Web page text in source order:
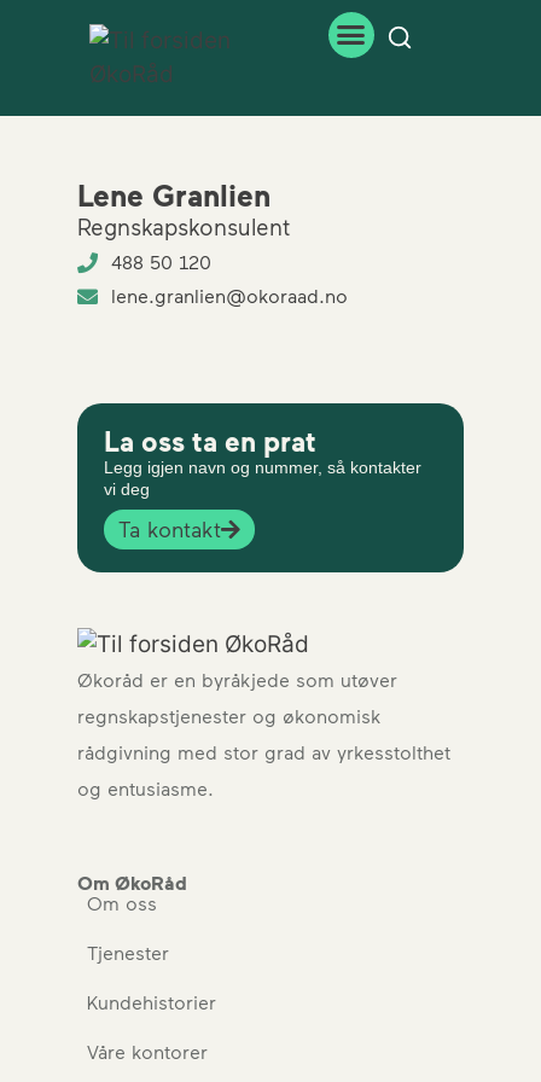
Lene Granlien
Regnskapskonsulent
488 50 120
lene.granlien@okoraad.no
La oss ta en prat
Legg igjen navn og nummer, så kontakter
vi deg
Ta kontakt
Økoråd er en byråkjede som utøver
regnskapstjenester og økonomisk
rådgivning med stor grad av yrkesstolthet
og entusiasme.
Om ØkoRåd
Om oss
Tjenester
Kundehistorier
Våre kontorer